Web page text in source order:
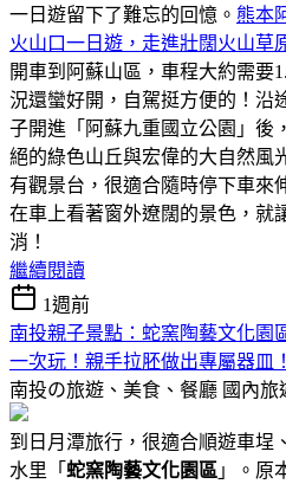
一日遊留下了難忘的回憶。 熊本
火山口一日遊，走進壯闊火山草
開車到阿蘇山區，車程大約需要
況還蠻好開，自駕挺方便的！沿
子開進「阿蘇九重國立公園」後
絕的綠色山丘與宏偉的大自然風
有觀景台，很適合隨時停下車來
在車上看著窗外遼闊的景色，就
消！
繼續閱讀
1週前
南投親子景點：蛇窯陶藝文化園
一次玩！親手拉胚做出專屬器皿！
南投の旅遊、美食、餐廳 國內旅
到日月潭旅行，很適合順遊車埕
水里「 蛇窯陶藝文化園區 」。原